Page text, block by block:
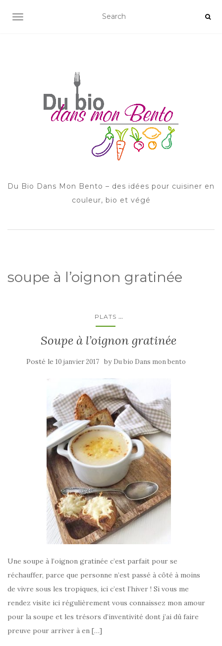
AFFICHER/MASQUER LA NAVIGATION
Du Bio Dans Mon Bento – des idées pour cuisiner en
couleur, bio et végé
soupe à l’oignon gratinée
PLATS ...
Soupe à l’oignon gratinée
Posté le 10 janvier 2017 by Du bio Dans mon bento
Une soupe à l’oignon gratinée c’est parfait pour se
réchauffer, parce que personne n’est passé à côté à moins
de vivre sous les tropiques, ici c’est l’hiver ! Si vous me
rendez visite ici régulièrement vous connaissez mon amour
pour la soupe et les trésors d’inventivité dont j’ai dû faire
preuve pour arriver à en […]